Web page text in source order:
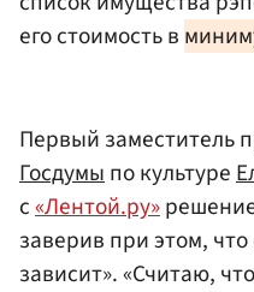
его стоимость в
Первый заместитель
Госдумыпо культуре
с«Лентой.ру»
заверив при этом, что
зависит». «Считаю,